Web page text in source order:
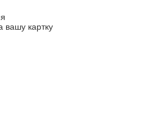
вашу картку